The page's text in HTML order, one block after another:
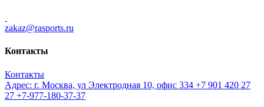
zakaz@rasports.ru
Контакты
Контакты
Адрес: г. Москва, ул Электродная 10, офис 334 +7 901 420 27
27 +7-977-180-37-37